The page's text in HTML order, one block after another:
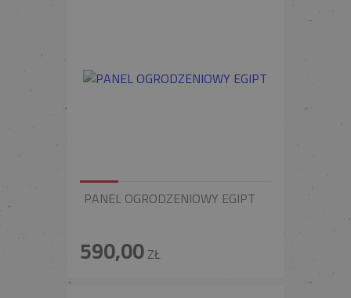
PANEL OGRODZENIOWY EGIPT
590,00ZŁ